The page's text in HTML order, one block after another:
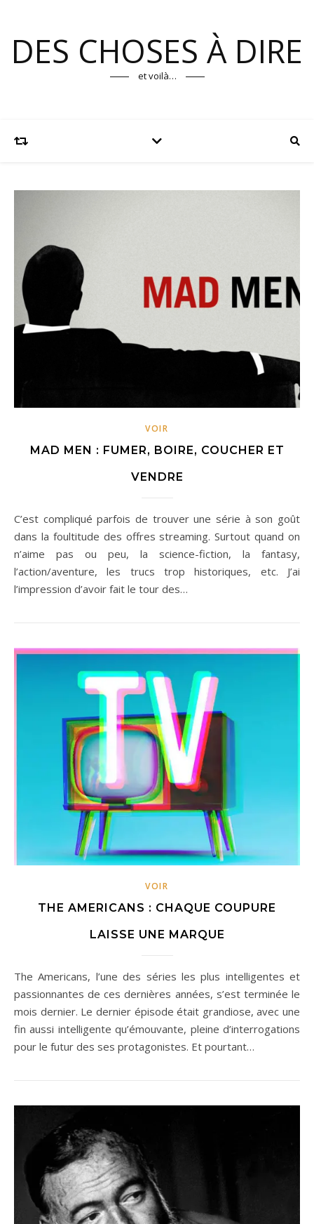
DES CHOSES À DIRE
et voilà…
VOIR
MAD MEN : FUMER, BOIRE, COUCHER ET
VENDRE
C’est compliqué parfois de trouver une série à son goût
dans la foultitude des offres streaming. Surtout quand on
n’aime pas ou peu, la science-fiction, la fantasy,
l’action/aventure, les trucs trop historiques, etc. J’ai
l’impression d’avoir fait le tour des…
VOIR
THE AMERICANS : CHAQUE COUPURE
LAISSE UNE MARQUE
The Americans, l’une des séries les plus intelligentes et
passionnantes de ces dernières années, s’est terminée le
mois dernier. Le dernier épisode était grandiose, avec une
fin aussi intelligente qu’émouvante, pleine d’interrogations
pour le futur des ses protagonistes. Et pourtant…